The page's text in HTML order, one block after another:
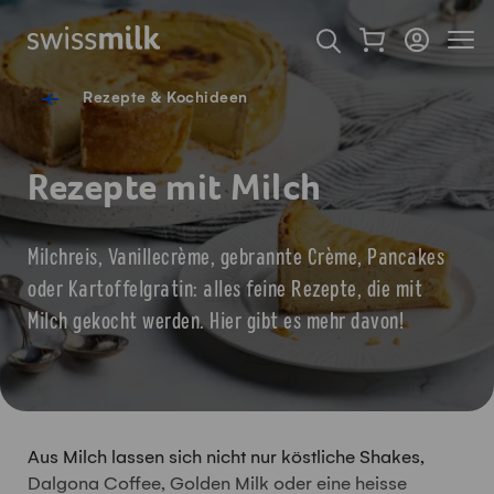
Navigieren auf Swissmilk.ch
Schnellzugriff-Links
Startseite
Servicenavigation
Suche öffnen
Warenkorb als
Login
Rezepte & Kochideen
Rezepte mit Milch
Milchreis, Vanillecrème, gebrannte Crème, Pancakes
oder Kartoffelgratin: alles feine Rezepte, die mit
Milch gekocht werden. Hier gibt es mehr davon!
Aus Milch lassen sich nicht nur köstliche Shakes,
Dalgona Coffee, Golden Milk oder eine heisse